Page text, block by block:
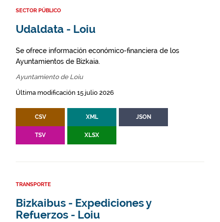
SECTOR PÚBLICO
Udaldata - Loiu
Se ofrece información económico-financiera de los
Ayuntamientos de Bizkaia.
Ayuntamiento de Loiu
Última modificación 15 julio 2026
CSV XML JSON
TSV XLSX
TRANSPORTE
Bizkaibus - Expediciones y
Refuerzos - Loiu